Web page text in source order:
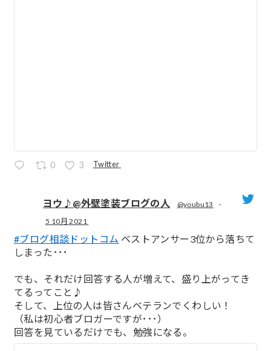
0 3 Twitter
ヨウ♪@外壁塗装ブログの人 @youbu13
·
5 10月 2021
#ブログ相談ドットコム ベストアンサー3位から落ちて
しまった･･･
でも、それだけ回答する人が増えて、盛り上がってき
てるってこと♪
そして、上位の人は皆さんベテランでくわしい！
（私は初心者ブロガーですが･･･）
回答を見ているだけでも、勉強になる。